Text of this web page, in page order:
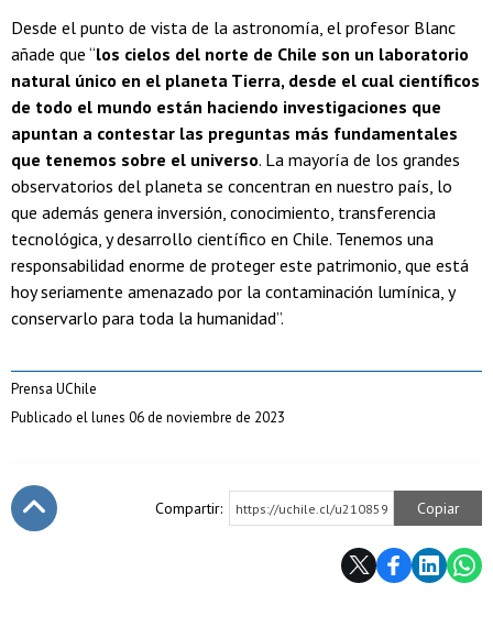
Desde el punto de vista de la astronomía, el profesor Blanc
añade que “los cielos del norte de Chile son un laboratorio
natural único en el planeta Tierra, desde el cual científicos
de todo el mundo están haciendo investigaciones que
apuntan a contestar las preguntas más fundamentales
que tenemos sobre el universo. La mayoría de los grandes
observatorios del planeta se concentran en nuestro país, lo
que además genera inversión, conocimiento, transferencia
tecnológica, y desarrollo científico en Chile. Tenemos una
responsabilidad enorme de proteger este patrimonio, que está
hoy seriamente amenazado por la contaminación lumínica, y
conservarlo para toda la humanidad”.
Prensa UChile
Publicado el lunes 06 de noviembre de 2023
Compartir: https://uchile.cl/u210859 Copiar